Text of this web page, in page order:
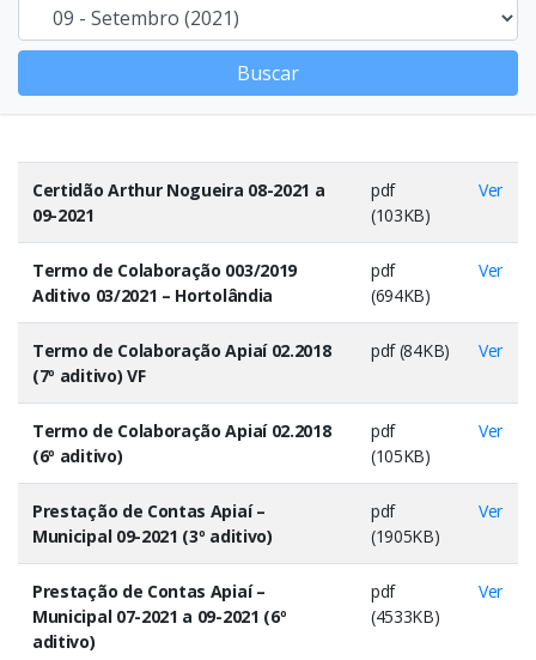
Buscar
Certidão Arthur Nogueira 08-2021 a
09-2021
pdf
(103KB)
Ver
Termo de Colaboração 003/2019
Aditivo 03/2021 – Hortolândia
pdf
(694KB)
Ver
Termo de Colaboração Apiaí 02.2018
(7º aditivo) VF
pdf (84KB) Ver
Termo de Colaboração Apiaí 02.2018
(6º aditivo)
pdf
(105KB)
Ver
Prestação de Contas Apiaí –
Municipal 09-2021 (3º aditivo)
pdf
(1905KB)
Ver
Prestação de Contas Apiaí –
Municipal 07-2021 a 09-2021 (6º
aditivo)
pdf
(4533KB)
Ver